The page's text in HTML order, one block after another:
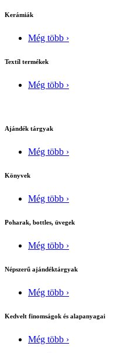
Kerámiák
Még több ›
Textíl termékek
Még több ›
Ajándék tárgyak
Még több ›
Könyvek
Még több ›
Poharak, bottles, üvegek
Még több ›
Népszerű ajándéktárgyak
Még több ›
Kedvelt finomságok és alapanyagai
Még több ›